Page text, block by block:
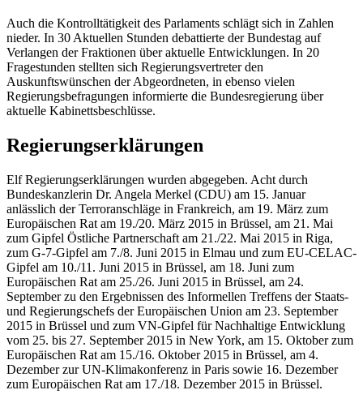
Auch die Kontrolltätigkeit des Parlaments schlägt sich in Zahlen
nieder. In 30 Aktuellen Stunden debattierte der Bundestag auf
Verlangen der Fraktionen über aktuelle Entwicklungen. In 20
Fragestunden stellten sich Regierungsvertreter den
Auskunftswünschen der Abgeordneten, in ebenso vielen
Regierungsbefragungen informierte die Bundesregierung über
aktuelle Kabinettsbeschlüsse.
Regierungserklärungen
Elf Regierungserklärungen wurden abgegeben. Acht durch
Bundeskanzlerin Dr. Angela Merkel (CDU) am 15. Januar
anlässlich der Terroranschläge in Frankreich, am 19. März zum
Europäischen Rat am 19./20. März 2015 in Brüssel, am 21. Mai
zum Gipfel Östliche Partnerschaft am 21./22. Mai 2015 in Riga,
zum G-7-Gipfel am 7./8. Juni 2015 in Elmau und zum EU-CELAC-
Gipfel am 10./11. Juni 2015 in Brüssel, am 18. Juni zum
Europäischen Rat am 25./26. Juni 2015 in Brüssel, am 24.
September zu den Ergebnissen des Informellen Treffens der Staats-
und Regierungschefs der Europäischen Union am 23. September
2015 in Brüssel und zum VN-Gipfel für Nachhaltige Entwicklung
vom 25. bis 27. September 2015 in New York, am 15. Oktober zum
Europäischen Rat am 15./16. Oktober 2015 in Brüssel, am 4.
Dezember zur UN-Klimakonferenz in Paris sowie 16. Dezember
zum Europäischen Rat am 17./18. Dezember 2015 in Brüssel.